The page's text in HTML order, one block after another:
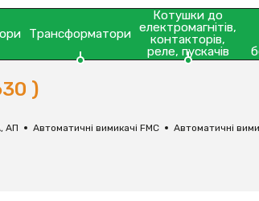
Трансформатори
Котушки до
електромагнітів,
контакторів,
реле, пускачів
)
АП Автоматичні вимикачі FMC
Автоматичні